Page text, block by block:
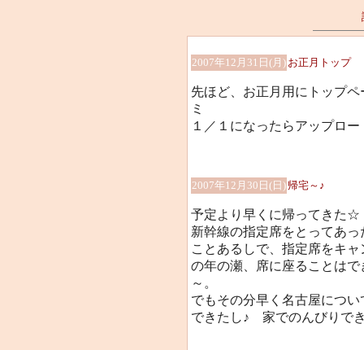
2007年12月31日(月) お正月トップ
先ほど、お正月用にトップ
ミ
１／１になったらアップロ
2007年12月30日(日) 帰宅～♪
予定より早くに帰ってきた☆
新幹線の指定席をとってあ
ことあるしで、指定席をキ
の年の瀬、席に座ることは
～。
でもその分早く名古屋につ
できたし♪ 家でのんびり